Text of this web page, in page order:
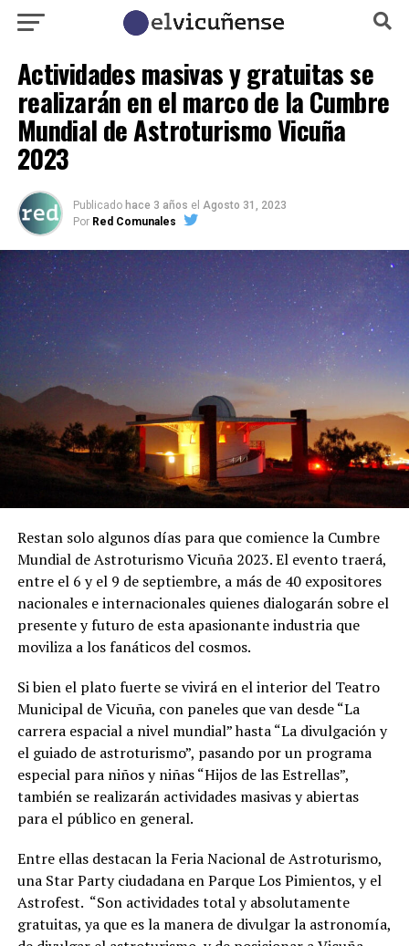
Actividades masivas y gratuitas se
realizarán en el marco de la Cumbre
Mundial de Astroturismo Vicuña
2023
Publicado hace 3 años el Agosto 31, 2023
Por Red Comunales
Restan solo algunos días para que comience la Cumbre
Mundial de Astroturismo Vicuña 2023. El evento traerá,
entre el 6 y el 9 de septiembre, a más de 40 expositores
nacionales e internacionales quienes dialogarán sobre el
presente y futuro de esta apasionante industria que
moviliza a los fanáticos del cosmos.
Si bien el plato fuerte se vivirá en el interior del Teatro
Municipal de Vicuña, con paneles que van desde “La
carrera espacial a nivel mundial” hasta “La divulgación y
el guiado de astroturismo”, pasando por un programa
especial para niños y niñas “Hijos de las Estrellas”,
también se realizarán actividades masivas y abiertas
para el público en general.
Entre ellas destacan la Feria Nacional de Astroturismo,
una Star Party ciudadana en Parque Los Pimientos, y el
Astrofest. “Son actividades total y absolutamente
gratuitas, ya que es la manera de divulgar la astronomía,